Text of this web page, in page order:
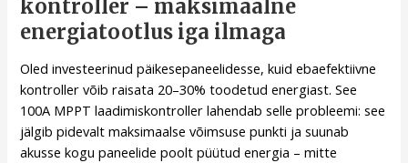
kontroller – maksimaalne
energiatootlus iga ilmaga
Oled investeerinud päikesepaneelidesse, kuid ebaefektiivne
kontroller võib raisata 20–30% toodetud energiast. See
100A MPPT laadimiskontroller lahendab selle probleemi: see
jälgib pidevalt maksimaalse võimsuse punkti ja suunab
akusse kogu paneelide poolt püütud energia – mitte